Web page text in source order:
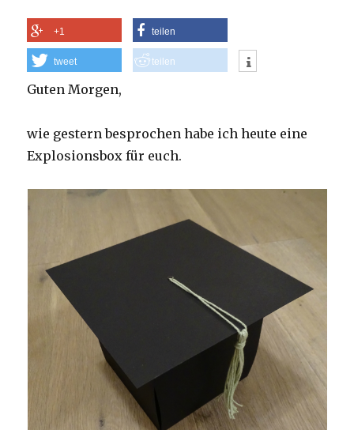
+1 teilen
tweet teilen
Guten Morgen,
wie gestern besprochen habe ich heute eine
Explosionsbox für euch.